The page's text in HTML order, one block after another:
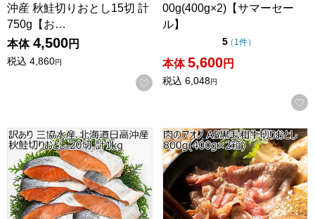
沖産 秋鮭切りおとし15切 計
750g【お…
本体 4,500円
税込 4,860円
お気に入りに登録する
00g(400g×2)【サマーセー
ル】
5点（5点満点中）
（ 1件の評価
）
本体 5,600円
税込 6,048円
訳あり 三協水産 北海道日高沖産 秋鮭切りおとし20切 計1kg
肉のアオノ A5黒毛和牛切り